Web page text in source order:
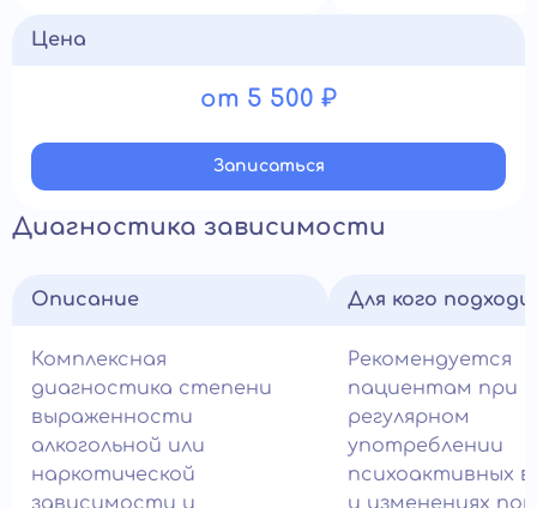
Цена
от 5 500 ₽
Записатьcя
Диагностика зависимости
Описание
Комплексная
диагностика степени
выраженности
алкогольной или
наркотической
зависимости и
Для кого
Рекомендуется
пациентам при
регулярном
употреблении
психоактивных
и изменениях